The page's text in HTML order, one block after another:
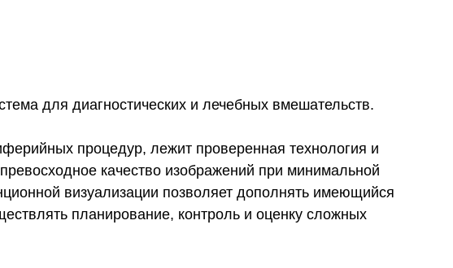
для диагностических и лечебных вмешательств.
процедур, лежит проверенная технология и
качество изображений при минимальной
визуализации позволяет дополнять имеющийся
планирование, контроль и оценку сложных